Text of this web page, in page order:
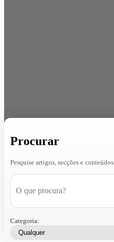
Procurar
Pesquise artigos, secções e conteúdos
Categoria: